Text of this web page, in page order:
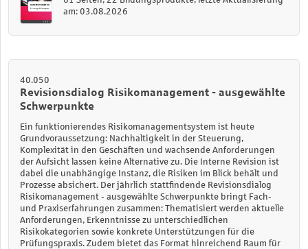
am: 03.08.2026
40.050
Revisionsdialog Risikomanagement - ausgewählte
Schwerpunkte
Ein funktionierendes Risikomanagementsystem ist heute
Grundvoraussetzung: Nachhaltigkeit in der Steuerung,
Komplexität in den Geschäften und wachsende Anforderungen
der Aufsicht lassen keine Alternative zu. Die Interne Revision ist
dabei die unabhängige Instanz, die Risiken im Blick behält und
Prozesse absichert. Der jährlich stattfindende Revisionsdialog
Risikomanagement - ausgewählte Schwerpunkte bringt Fach-
und Praxiserfahrungen zusammen: Thematisiert werden aktuelle
Anforderungen, Erkenntnisse zu unterschiedlichen
Risikokategorien sowie konkrete Unterstützungen für die
Prüfungspraxis. Zudem bietet das Format hinreichend Raum für